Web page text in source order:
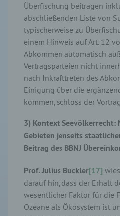
Überfischung beitragen
abschließenden Liste von
typischerweise zu
einem Hinweis auf Art. 12
Abkommen automatisch
Vertragsparteien nicht
nach Inkrafttreten des
Einigung über die
kommen, schloss der
3) Kontext Seevölkerrecht:
Gebieten jenseits
Beitrag des BBNJ
Prof. Julius Buckler[17]
darauf hin, dass der Erhalt
wesentlicher Faktor für die
Ozeane als Ökosystem ist